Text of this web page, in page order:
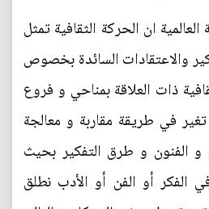
ان الحركة الثقافية تمثل
والاعتقادات السائدة بخصوص
ذات العلاقة بمناحي و فروع
في طريقة مقاربة و معالجة
الفنون و طرق التفكير بحيث
أو الفن أو الأدب نطلق